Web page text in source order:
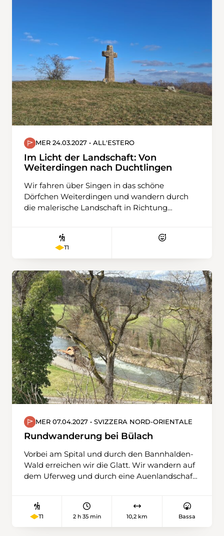
MER 24.03.2027 • ALL'ESTERO
Im Licht der Landschaft: Von
Weiterdingen nach Duchtlingen
Wir fahren über Singen in das schöne
Dörfchen Weiterdingen und wandern durch
die malerische Landschaft in Richtung
eingebettet zwischen weitläufigen Feldern.
Meist folgen wir alten Ackerwegen, die der
lassen.Nur kurze Abschnitte verlaufen auf
festen, kaum befahrenen Straßen. So
geniessen wir eine ruhige, naturnahe
Wanderung durch offene Felder und weite
Ausblicke.Unterwegs kreuzen wir alte
Burgruinen, die unsere Aussicht zusätzlich
bereichern. Über Singen fahren wir zurück
nach Schaffhausen.
T1
MER 07.04.2027 • SVIZZERA NORD-ORIENTALE
Rundwanderung bei Bülach
Vorbei am Spital und durch den Bannhalden-
Wald erreichen wir die Glatt. Wir wandern auf
dem Uferweg und durch eine Auenlandschaft
zur Station Glattfelden hinauf. Entlang der
Bahnlinie Schaffhausen – Bülach geht es
T1 2 h 35 min 10,2 km Bassa